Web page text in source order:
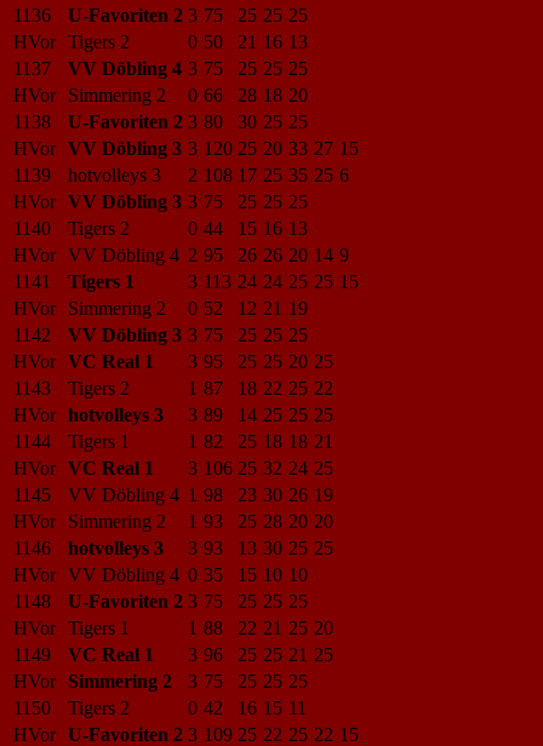
1136
U-Favoriten 2 3 75 25 25 25
HVor Tigers 2 0 50 21 16 13
1137
VV Döbling 4 3 75 25 25 25
HVor
Simmering 2 0 66 28 18 20
1138
U-Favoriten 2 3 80 30 25 25
HVor VV Döbling 3 3 120 25 20 33 27 15
1139
hotvolleys 3 2 108 17 25 35 25 6
HVor VV Döbling 3 3 75 25 25 25
1140
Tigers 2 0 44 15 16 13
HVor VV Döbling 4 2 95 26 26 20 14 9
1141
Tigers 1 3 113 24 24 25 25 15
HVor
Simmering 2 0 52 12 21 19
1142
VV Döbling 3 3 75 25 25 25
HVor VC Real 1 3 95 25 25 20 25
1143
Tigers 2 1 87 18 22 25 22
HVor hotvolleys 3 3 89 14 25 25 25
1144
Tigers 1 1 82 25 18 18 21
HVor VC Real 1 3 106 25 32 24 25
1145
VV Döbling 4 1 98 23 30 26 19
HVor
Simmering 2 1 93 25 28 20 20
1146
hotvolleys 3 3 93 13 30 25 25
HVor VV Döbling 4 0 35 15 10 10
1148
U-Favoriten 2 3 75 25 25 25
HVor Tigers 1 1 88 22 21 25 20
1149
VC Real 1 3 96 25 25 21 25
HVor
Simmering 2 3 75 25 25 25
1150
Tigers 2 0 42 16 15 11
HVor U-Favoriten 2 3 109 25 22 25 22 15